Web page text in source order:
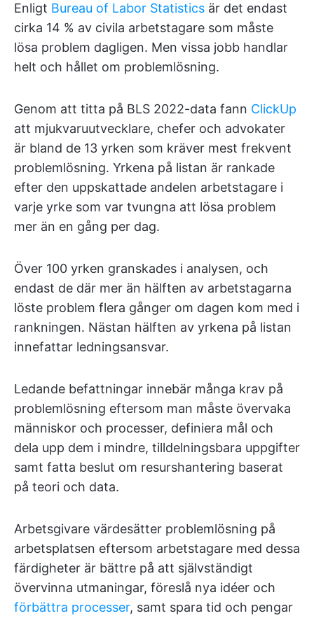
Enligt Bureau of Labor Statistics är det endast
cirka 14 % av civila arbetstagare som måste
lösa problem dagligen. Men vissa jobb handlar
helt och hållet om problemlösning.
Genom att titta på BLS 2022-data fann ClickUp
att mjukvaruutvecklare, chefer och advokater
är bland de 13 yrken som kräver mest frekvent
problemlösning. Yrkena på listan är rankade
efter den uppskattade andelen arbetstagare i
varje yrke som var tvungna att lösa problem
mer än en gång per dag.
Över 100 yrken granskades i analysen, och
endast de där mer än hälften av arbetstagarna
löste problem flera gånger om dagen kom med i
rankningen. Nästan hälften av yrkena på listan
innefattar ledningsansvar.
Ledande befattningar innebär många krav på
problemlösning eftersom man måste övervaka
människor och processer, definiera mål och
dela upp dem i mindre, tilldelningsbara uppgifter
samt fatta beslut om resurshantering baserat
på teori och data.
Arbetsgivare värdesätter problemlösning på
arbetsplatsen eftersom arbetstagare med dessa
färdigheter är bättre på att självständigt
övervinna utmaningar, föreslå nya idéer och
förbättra processer, samt spara tid och pengar